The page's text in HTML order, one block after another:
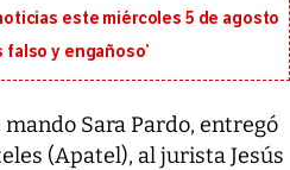
este miércoles 5 de agosto
falso y engañoso’
Sara Pardo, entregó
(Apatel), al jurista Jesús